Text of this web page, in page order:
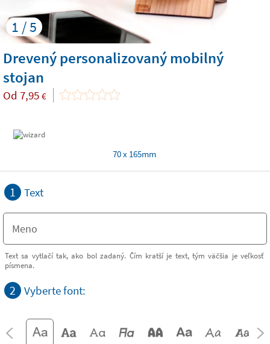
1 / 5
Drevený personalizovaný mobilný
stojan
Od 7,95 €
70 x 165mm
1 Text
Text sa vytlačí tak, ako bol zadaný. Čím kratší je text, tým väčšia je veľkosť
písmena.
2 Vyberte font: